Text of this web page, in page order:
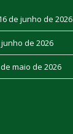
de junho de 2026
junho de 2026
maio de 2026